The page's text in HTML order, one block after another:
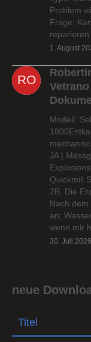
Problem
Frage:
1. August
Modell:
JA |
Quickmill
2B. Die
Nach
an;
wenn mir
30. Juli
neue
Titel